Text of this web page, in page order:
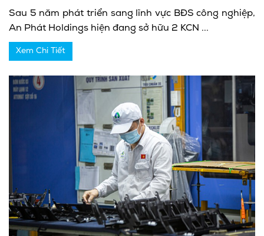
Sau 5 năm phát triển sang lĩnh vực BĐS công nghiệp,
An Phát Holdings hiện đang sở hữu 2 KCN ...
Xem Chi Tiết